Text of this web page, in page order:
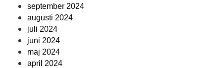
september 2024
augusti 2024
juli 2024
juni 2024
maj 2024
april 2024